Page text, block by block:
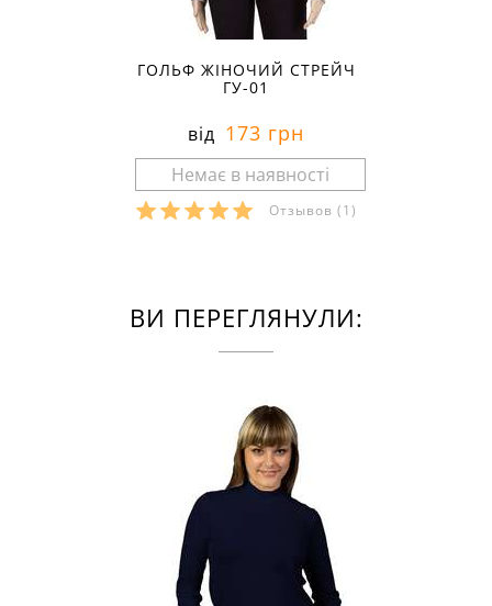
ГОЛЬФ ЖІНОЧИЙ СТРЕЙЧ
ГУ-01
від 173 грн
Отзывов (1)
ВИ ПЕРЕГЛЯНУЛИ: